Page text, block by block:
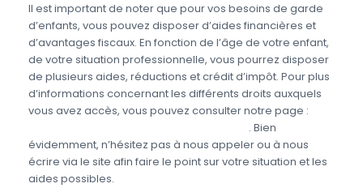
Il est important de noter que pour vos besoins de garde
d’enfants, vous pouvez disposer d’aides financières et
d’avantages fiscaux. En fonction de l’âge de votre enfant,
de votre situation professionnelle, vous pourrez disposer
de plusieurs aides, réductions et crédit d’impôt. Pour plus
d’informations concernant les différents droits auxquels
vous avez accès, vous pouvez consulter notre page :
. Bien
évidemment, n’hésitez pas à nous appeler ou à nous
écrire via le site afin faire le point sur votre situation et les
aides possibles.